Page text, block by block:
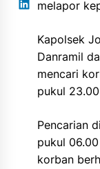
melapor
Kapolsek
Danramil
mencari
pukul
Pencarian
pukul
korban